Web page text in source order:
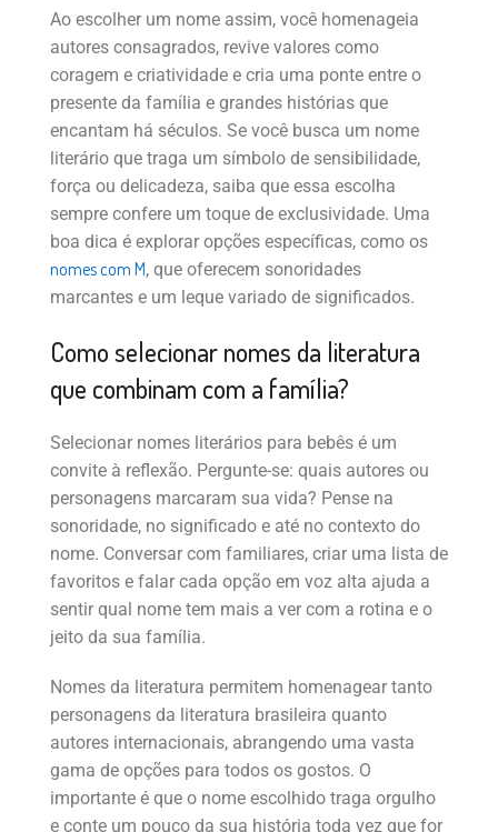
Ao escolher um nome assim, você homenageia
autores consagrados, revive valores como
coragem e criatividade e cria uma ponte entre o
presente da família e grandes histórias que
encantam há séculos. Se você busca um nome
literário que traga um símbolo de sensibilidade,
força ou delicadeza, saiba que essa escolha
sempre confere um toque de exclusividade. Uma
boa dica é explorar opções específicas, como os
nomes com M, que oferecem sonoridades
marcantes e um leque variado de significados.
Como selecionar nomes da literatura
que combinam com a família?
Selecionar nomes literários para bebês é um
convite à reflexão. Pergunte-se: quais autores ou
personagens marcaram sua vida? Pense na
sonoridade, no significado e até no contexto do
nome. Conversar com familiares, criar uma lista de
favoritos e falar cada opção em voz alta ajuda a
sentir qual nome tem mais a ver com a rotina e o
jeito da sua família.
Nomes da literatura permitem homenagear tanto
personagens da literatura brasileira quanto
autores internacionais, abrangendo uma vasta
gama de opções para todos os gostos. O
importante é que o nome escolhido traga orgulho
e conte um pouco da sua história toda vez que for